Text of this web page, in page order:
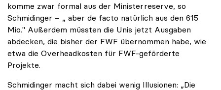
komme zwar formal aus der Ministerreserve, so
Schmidinger – „ aber de facto natürlich aus den 615
Mio." Außerdem müssten die Unis jetzt Ausgaben
abdecken, die bisher der FWF übernommen habe, wie
etwa die Overheadkosten für FWF-geförderte
Projekte.
Schmidinger macht sich dabei wenig Illusionen: „Die